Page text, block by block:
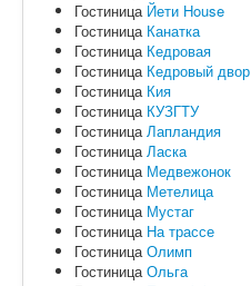
Гостиница Йети House
Гостиница Канатка
Гостиница Кедровая
Гостиница Кедровый двор
Гостиница Кия
Гостиница КУЗГТУ
Гостиница Лапландия
Гостиница Ласка
Гостиница Медвежонок
Гостиница Метелица
Гостиница Мустаг
Гостиница На трассе
Гостиница Олимп
Гостиница Ольга